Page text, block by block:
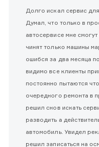
Долго искал сервис
Думал, что только в
автосервисе мне
чинят только машины
ошибся за два месяца
видимо все клиенты
постоянно пытаются
очередного ремонта в
решил снов искать
разводить а
автомобиль. Увидел
решил записаться на